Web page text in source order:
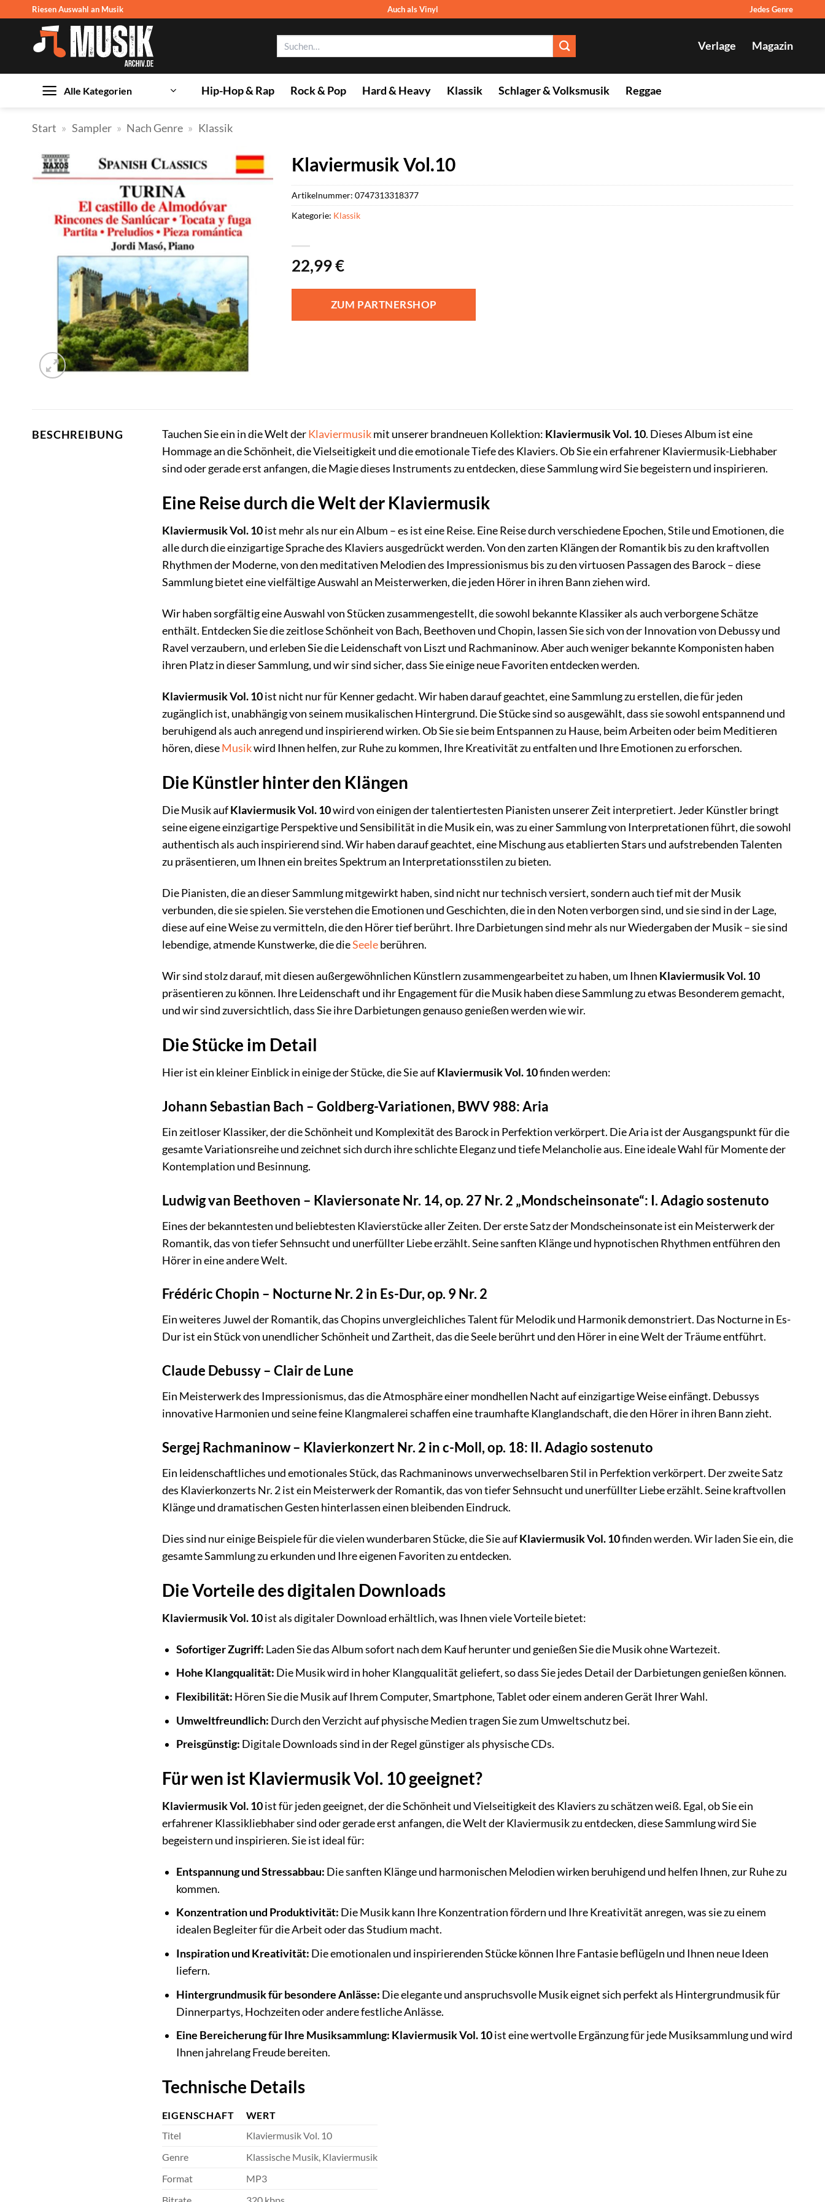
springen
Riesen Auswahl an Musik Auch als Vinyl Jedes Genre
Verlage Magazin
Alle Kategorien Hip-Hop & Rap Rock & Pop Hard & Heavy Klassik Schlager & Volksmusik Reggae
Start » Sampler » Nach Genre » Klassik
Klaviermusik Vol.10
22,99€
ZUM PARTNERSHOP
Artikelnummer:0747313318377
Kategorie: Klassik
BESCHREIBUNG Tauchen Sie ein in die Welt derKlaviermusikmit unserer brandneuen Kollektion: Klaviermusik Vol. 10. Dieses Album ist eine
Hommage an die Schönheit, die Vielseitigkeit und die emotionale Tiefe des Klaviers. Ob Sie ein erfahrener Klaviermusik-Liebhaber
sind oder gerade erst anfangen, die Magie dieses Instruments zu entdecken, diese Sammlung wird Sie begeistern und inspirieren.
Eine Reise durch die Welt der Klaviermusik
Klaviermusik Vol. 10ist mehr als nur ein Album – es ist eine Reise. Eine Reise durch verschiedene Epochen, Stile und Emotionen, die
alle durch die einzigartige Sprache des Klaviers ausgedrückt werden. Von den zarten Klängen der Romantik bis zu den kraftvollen
Rhythmen der Moderne, von den meditativen Melodien des Impressionismus bis zu den virtuosen Passagen des Barock – diese
Sammlung bietet eine vielfältige Auswahl an Meisterwerken, die jeden Hörer in ihren Bann ziehen wird.
Wir haben sorgfältig eine Auswahl von Stücken zusammengestellt, die sowohl bekannte Klassiker als auch verborgene Schätze
enthält. Entdecken Sie die zeitlose Schönheit von Bach, Beethoven und Chopin, lassen Sie sich von der Innovation von Debussy und
Ravel verzaubern, und erleben Sie die Leidenschaft von Liszt und Rachmaninow. Aber auch weniger bekannte Komponisten haben
ihren Platz in dieser Sammlung, und wir sind sicher, dass Sie einige neue Favoriten entdecken werden.
Klaviermusik Vol. 10ist nicht nur für Kenner gedacht. Wir haben darauf geachtet, eine Sammlung zu erstellen, die für jeden
zugänglich ist, unabhängig von seinem musikalischen Hintergrund. Die Stücke sind so ausgewählt, dass sie sowohl entspannend und
beruhigend als auch anregend und inspirierend wirken. Ob Sie sie beim Entspannen zu Hause, beim Arbeiten oder beim Meditieren
hören, dieseMusikwird Ihnen helfen, zur Ruhe zu kommen, Ihre Kreativität zu entfalten und Ihre Emotionen zu erforschen.
Die Künstler hinter den Klängen
Die Musik aufKlaviermusik Vol. 10wird von einigen der talentiertesten Pianisten unserer Zeit interpretiert. Jeder Künstler bringt
seine eigene einzigartige Perspektive und Sensibilität in die Musik ein, was zu einer Sammlung von Interpretationen führt, die sowohl
authentisch als auch inspirierend sind. Wir haben darauf geachtet, eine Mischung aus etablierten Stars und aufstrebenden Talenten
zu präsentieren, um Ihnen ein breites Spektrum an Interpretationsstilen zu bieten.
Die Pianisten, die an dieser Sammlung mitgewirkt haben, sind nicht nur technisch versiert, sondern auch tief mit der Musik
verbunden, die sie spielen. Sie verstehen die Emotionen und Geschichten, die in den Noten verborgen sind, und sie sind in der Lage,
diese auf eine Weise zu vermitteln, die den Hörer tief berührt. Ihre Darbietungen sind mehr als nur Wiedergaben der Musik – sie sind
lebendige, atmende Kunstwerke, die dieSeeleberühren.
Wir sind stolz darauf, mit diesen außergewöhnlichen Künstlern zusammengearbeitet zu haben, um Ihnen Klaviermusik Vol. 10
präsentieren zu können. Ihre Leidenschaft und ihr Engagement für die Musik haben diese Sammlung zu etwas Besonderem gemacht,
und wir sind zuversichtlich, dass Sie ihre Darbietungen genauso genießen werden wie wir.
Die Stücke im Detail
Hier ist ein kleiner Einblick in einige der Stücke, die Sie aufKlaviermusik Vol. 10finden werden:
Johann Sebastian Bach – Goldberg-Variationen, BWV 988: Aria
Ein zeitloser Klassiker, der die Schönheit und Komplexität des Barock in Perfektion verkörpert. Die Aria ist der Ausgangspunkt für die
gesamte Variationsreihe und zeichnet sich durch ihre schlichte Eleganz und tiefe Melancholie aus. Eine ideale Wahl für Momente der
Kontemplation und Besinnung.
Ludwig van Beethoven – Klaviersonate Nr. 14, op. 27 Nr. 2 „Mondscheinsonate“: I. Adagio sostenuto
Eines der bekanntesten und beliebtesten Klavierstücke aller Zeiten. Der erste Satz der Mondscheinsonate ist ein Meisterwerk der
Romantik, das von tiefer Sehnsucht und unerfüllter Liebe erzählt. Seine sanften Klänge und hypnotischen Rhythmen entführen den
Hörer in eine andere Welt.
Frédéric Chopin – Nocturne Nr. 2 in Es-Dur, op. 9 Nr. 2
Ein weiteres Juwel der Romantik, das Chopins unvergleichliches Talent für Melodik und Harmonik demonstriert. Das Nocturne in Es-
Dur ist ein Stück von unendlicher Schönheit und Zartheit, das die Seele berührt und den Hörer in eine Welt der Träume entführt.
Claude Debussy – Clair de Lune
Ein Meisterwerk des Impressionismus, das die Atmosphäre einer mondhellen Nacht auf einzigartige Weise einfängt. Debussys
innovative Harmonien und seine feine Klangmalerei schaffen eine traumhafte Klanglandschaft, die den Hörer in ihren Bann zieht.
Sergej Rachmaninow – Klavierkonzert Nr. 2 in c-Moll, op. 18: II. Adagio sostenuto
Ein leidenschaftliches und emotionales Stück, das Rachmaninows unverwechselbaren Stil in Perfektion verkörpert. Der zweite Satz
des Klavierkonzerts Nr. 2 ist ein Meisterwerk der Romantik, das von tiefer Sehnsucht und unerfüllter Liebe erzählt. Seine kraftvollen
Klänge und dramatischen Gesten hinterlassen einen bleibenden Eindruck.
Dies sind nur einige Beispiele für die vielen wunderbaren Stücke, die Sie aufKlaviermusik Vol. 10finden werden. Wir laden Sie ein, die
gesamte Sammlung zu erkunden und Ihre eigenen Favoriten zu entdecken.
Die Vorteile des digitalen Downloads
Klaviermusik Vol. 10ist als digitaler Download erhältlich, was Ihnen viele Vorteile bietet:
Sofortiger Zugriff: Laden Sie das Album sofort nach dem Kauf herunter und genießen Sie die Musik ohne Wartezeit.
Hohe Klangqualität: Die Musik wird in hoher Klangqualität geliefert, so dass Sie jedes Detail der Darbietungen genießen können.
Flexibilität: Hören Sie die Musik auf Ihrem Computer, Smartphone, Tablet oder einem anderen Gerät Ihrer Wahl.
Umweltfreundlich: Durch den Verzicht auf physische Medien tragen Sie zum Umweltschutz bei.
Preisgünstig: Digitale Downloads sind in der Regel günstiger als physische CDs.
Für wen ist Klaviermusik Vol. 10 geeignet?
Klaviermusik Vol. 10ist für jeden geeignet, der die Schönheit und Vielseitigkeit des Klaviers zu schätzen weiß. Egal, ob Sie ein
erfahrener Klassikliebhaber sind oder gerade erst anfangen, die Welt der Klaviermusik zu entdecken, diese Sammlung wird Sie
begeistern und inspirieren. Sie ist ideal für:
Entspannung und Stressabbau: Die sanften Klänge und harmonischen Melodien wirken beruhigend und helfen Ihnen, zur Ruhe zu
kommen.
Konzentration und Produktivität: Die Musik kann Ihre Konzentration fördern und Ihre Kreativität anregen, was sie zu einem
idealen Begleiter für die Arbeit oder das Studium macht.
Inspiration und Kreativität: Die emotionalen und inspirierenden Stücke können Ihre Fantasie beflügeln und Ihnen neue Ideen
liefern.
Hintergrundmusik für besondere Anlässe: Die elegante und anspruchsvolle Musik eignet sich perfekt als Hintergrundmusik für
Dinnerpartys, Hochzeiten oder andere festliche Anlässe.
Eine Bereicherung für Ihre Musiksammlung: Klaviermusik Vol. 10ist eine wertvolle Ergänzung für jede Musiksammlung und wird
Ihnen jahrelang Freude bereiten.
Technische Details
EIGENSCHAFT
WERT
Titel
Klaviermusik Vol. 10
Genre
Klassische Musik, Klaviermusik
Format
MP3